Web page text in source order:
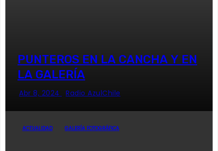
PUNTEROS EN LA CANCHA Y EN
LA GALERÍA
Abr 8, 2024 Radio AzulChile
ACTUALIDAD GALERÍA FOTOGRÁFICA